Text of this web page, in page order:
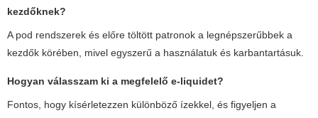
kezdőknek?
A pod rendszerek és előre töltött patronok a legnépszerűbbek a
kezdők körében, mivel egyszerű a használatuk és karbantartásuk.
Hogyan válasszam ki a megfelelő e-liquidet?
Fontos, hogy kísérletezzen különböző ízekkel, és figyeljen a